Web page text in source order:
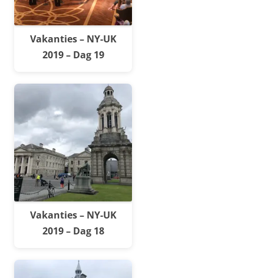
Vakanties – NY-UK
2019 – Dag 19
Vakanties – NY-UK
2019 – Dag 18